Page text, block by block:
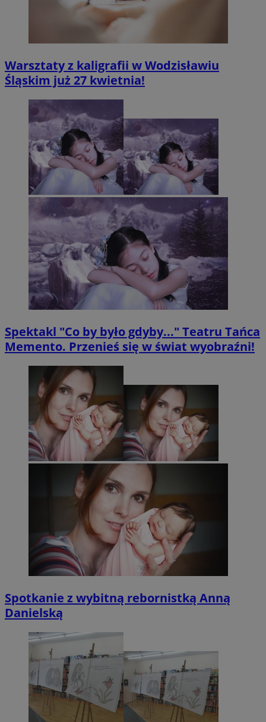
Warsztaty z kaligrafii w Wodzisławiu
Śląskim już 27 kwietnia!
Spektakl "Co by było gdyby..." Teatru Tańca
Memento. Przenieś się w świat wyobraźni!
Spotkanie z wybitną rebornistką Anną
Danielską